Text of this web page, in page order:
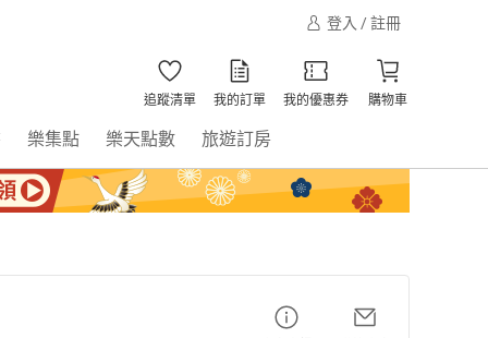
登入 / 註冊
追蹤清單 我的訂單 我的優惠券 購物車
樂集點 樂天點數 旅遊訂房